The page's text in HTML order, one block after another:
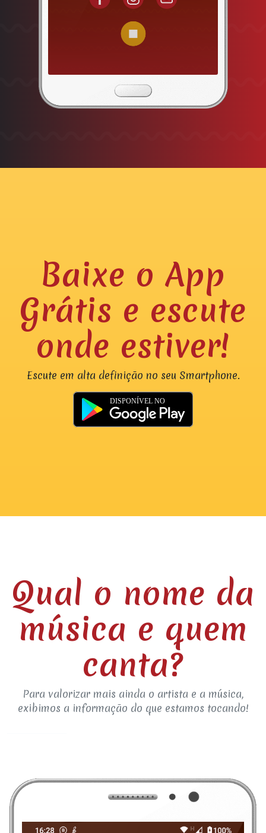
Baixe o App
Grátis e escute
onde estiver!
Escute em alta definição no seu Smartphone.
Qual o nome da
música e quem
canta?
Para valorizar mais ainda o artista e a música,
exibimos a informação do que estamos tocando!